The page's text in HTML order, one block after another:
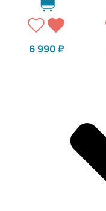
6 990 ₽